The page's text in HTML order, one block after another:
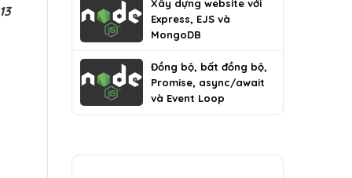
Xây dựng website với
Express, EJS và
MongoDB
Đồng bộ, bất đồng bộ,
Promise, async/await
và Event Loop